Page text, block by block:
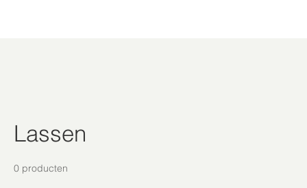
Lassen
0 producten